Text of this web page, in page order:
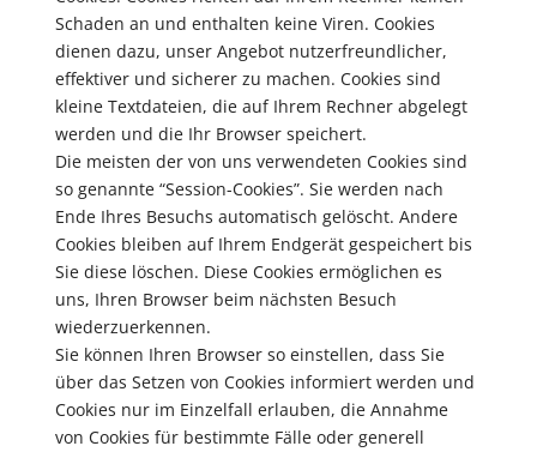
Schaden an und enthalten keine Viren. Cookies
dienen dazu, unser Angebot nutzerfreundlicher,
effektiver und sicherer zu machen. Cookies sind
kleine Textdateien, die auf Ihrem Rechner abgelegt
werden und die Ihr Browser speichert.
Die meisten der von uns verwendeten Cookies sind
so genannte “Session-Cookies”. Sie werden nach
Ende Ihres Besuchs automatisch gelöscht. Andere
Cookies bleiben auf Ihrem Endgerät gespeichert bis
Sie diese löschen. Diese Cookies ermöglichen es
uns, Ihren Browser beim nächsten Besuch
wiederzuerkennen.
Sie können Ihren Browser so einstellen, dass Sie
über das Setzen von Cookies informiert werden und
Cookies nur im Einzelfall erlauben, die Annahme
von Cookies für bestimmte Fälle oder generell